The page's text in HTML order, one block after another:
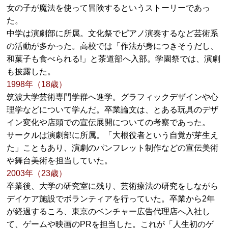
女の子が魔法を使って冒険するというストーリーであっ
た。
中学は演劇部に所属。文化祭でピアノ演奏するなど芸術系
の活動が多かった。高校では「作法が身につきそうだし、
和菓子も食べられる!」と茶道部へ入部。学園祭では、演劇
も披露した。
1998年（18歳）
筑波大学芸術専門学群へ進学。グラフィックデザインや心
理学などについて学んだ。卒業論文は、とある玩具のデザ
イン変化や店頭での宣伝展開についての考察であった。
サークルは演劇部に所属。「大根役者という自覚が芽生え
た」こともあり、演劇のパンフレット制作などの宣伝美術
や舞台美術を担当していた。
2003年（23歳）
卒業後、大学の研究室に残り、芸術療法の研究をしながら
デイケア施設でボランティアを行っていた。卒業から2年
が経過するころ、東京のベンチャー広告代理店へ入社し
て、ゲームや映画のPRを担当した。これが「人生初のゲ